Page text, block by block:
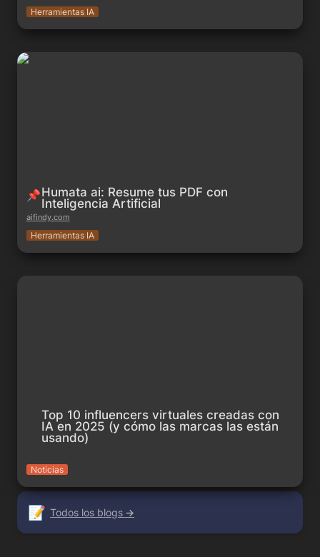
Herramientas IA
Humata ai: Resume tus PDF con Inteligencia Artificial
📌Humata ai: Resume tus PDF con
Inteligencia Artificial
aifindy.com
Herramientas IA
Top 10 influencers virtuales creadas con
IA en 2025 (y cómo las marcas las están
usando)
Noticias
📝 Todos los blogs →